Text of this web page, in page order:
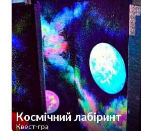
Космічний лабіринт
Квест-гра